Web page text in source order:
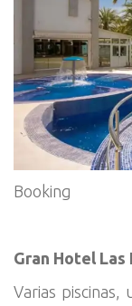
Booking
Gran Hotel Las
Varias